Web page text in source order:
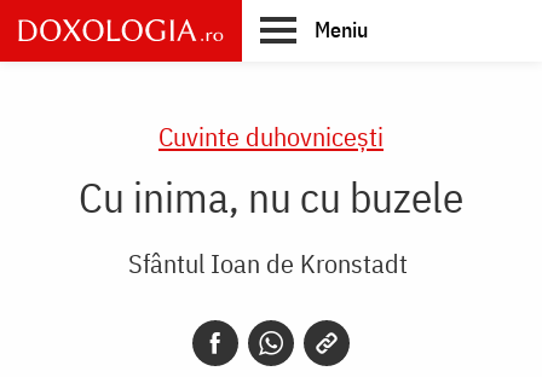
Skip
to
main
Meniu
Cuvinte duhovnicești
Cu inima, nu cu buzele
Sfântul Ioan de Kronstadt